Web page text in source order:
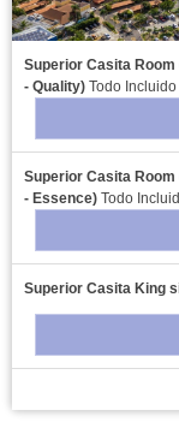
Superior Casita
- Quality) Todo Incluido
Superior Casita
- Essence) Todo
Superior Casita King